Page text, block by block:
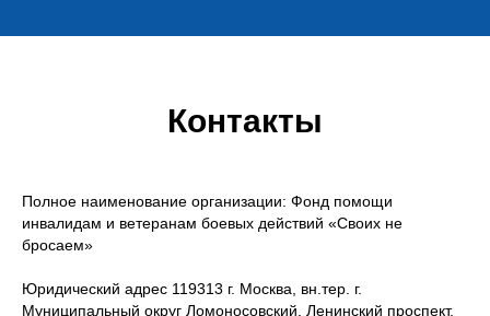
Контакты
Полное наименование организации: Фонд помощи
инвалидам и ветеранам боевых действий «Своих не
бросаем»
Юридический адрес 119313 г. Москва, вн.тер. г.
Муниципальный округ Ломоносовский, Ленинский проспект,